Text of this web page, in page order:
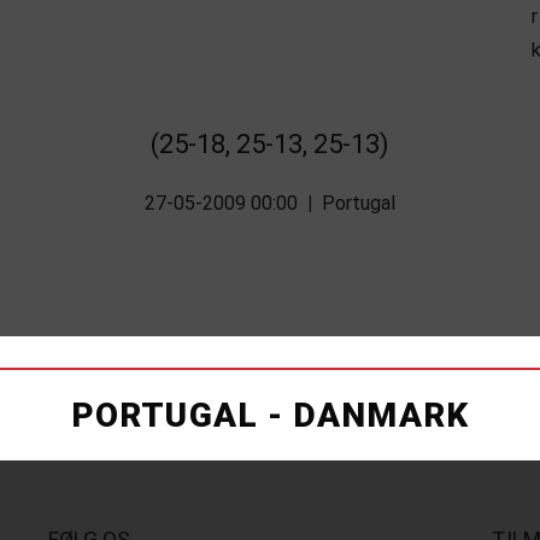
(25-18, 25-13, 25-13)
27-05-2009 00:00 Portugal
PORTUGAL - DANMARK